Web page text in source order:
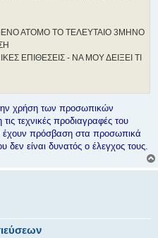
ΑΤΟΜΟ ΤΟ ΤΕΛΕΥΤΑΙΟ 3ΜΗΝΟ
ΕΠΙΘΕΣΕΙΣ - ΝΑ ΜΟΥ ΔΕΙΞΕΙ ΤΙ
χρήση των προσωπικών
τεχνικές προδιαγραφές του
έχουν πρόσβαση στα προσωπικά
είναι δυνατός ο έλεγχος τους.